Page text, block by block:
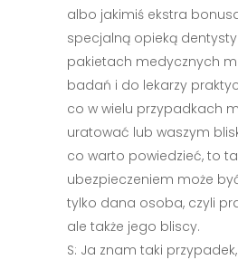
albo jakimiś ekstra
specjalną opieką
pakietach medycznych
badań i do lekarzy
co w wielu przypadkach
uratować lub waszym
co warto powiedzieć, to
ubezpieczeniem może
tylko dana osoba, czyli
ale także jego bliscy.
S: Ja znam taki